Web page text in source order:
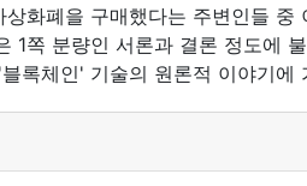
화폐을 구매했다는 주변인들
1쪽 분량인 서론과 결론 정도에
록체인' 기술의 원론적 이야기에